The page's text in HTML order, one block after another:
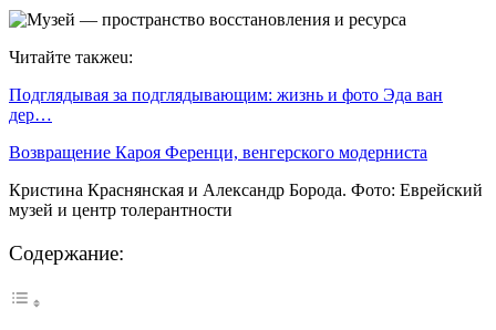
Читайте такжеu:
Подглядывая за подглядывающим: жизнь и фото Эда ван
дер…
Возвращение Кароя Ференци, венгерского модерниста
Кристина Краснянская и Александр Борода. Фото: Еврейский
музей и центр толерантности
Содержание: